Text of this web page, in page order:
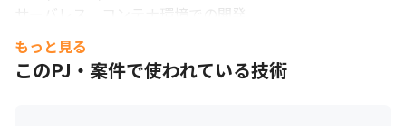
サーバレス、コンテナ環境での開発
使用技術：
AWS、Azure、GCP、Fargate、ECS、EKS、Lambda、
DynamoDB、RDS、Docker、Kubernetes
もっと見る
このPJ・案件で使われている技術